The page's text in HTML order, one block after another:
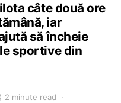
câte două ore
iar
să încheie
sportive din
2 minute read